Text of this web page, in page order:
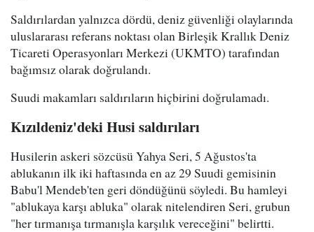
Saldırılardan yalnızca dördü, deniz güvenliği olaylarında
uluslararası referans noktası olan Birleşik Krallık Deniz
Ticareti Operasyonları Merkezi (UKMTO) tarafından
bağımsız olarak doğrulandı.
Suudi makamları saldırıların hiçbirini doğrulamadı.
Kızıldeniz'deki Husi saldırıları
Husilerin askeri sözcüsü Yahya Seri, 5 Ağustos'ta
ablukanın ilk iki haftasında en az 29 Suudi gemisinin
Babu'l Mendeb'ten geri döndüğünü söyledi. Bu hamleyi
"ablukaya karşı abluka" olarak nitelendiren Seri, grubun
"her tırmanışa tırmanışla karşılık vereceğini" belirtti.